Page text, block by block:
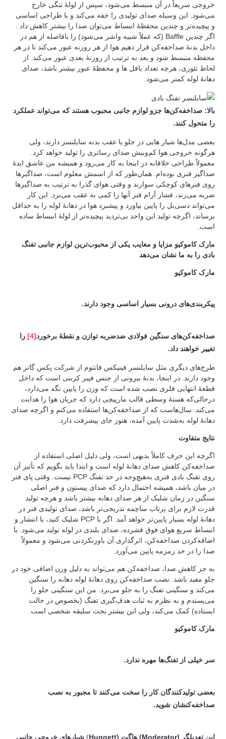
خروجی سریعاً در آن منبسط می‌شود، سپس از لولۀ تنگی خارج
می‌شود. این وسیله صدای تولیدی را خفه می‌کند و با طراحی اساسی
و پیچیده‌تر و چندین محفظۀ انبساط می‌توان صدا را بیشتر کاهش داد .
اگر چندین Baffle (که عملاً شبیه واشر می‌شود) را بافاصله از هم در
داخل بدنۀ صداخفه‌کن قرار دهیم هوا از هر روزنه عبور می‌کند تا در هر
محفظه منبسط شود و بعد به ترتیب از روزنۀ بعدی عبور می‌کند. از
لحاظ تئوری، هرچه تعداد بافل ها و محفظۀ عبور بیشتر باشد، صدای
دهانۀ لوله کمتر می‌شود.
بالا: صداخفه‌کن‌ها جزو لوازم جانبی محبوب هستند که می‌تواند عملکرد
را متحول کنند.
بعضی مدل‌ها شیار هایی در جلو یا عقب بدنه سایلنسر دارند، ولی
هرگونه خروجی هوا کم‌وبیش صدای رساتری را تولید خواهد کرد.
معمولاً طراحی خلاقانه در اینجا به کار می‌رود و همیشه من عاشق ایدۀ
صداگیر فنری بوده‌ام. همان‌طور که از اسمش معلوم است، صداگیرها
روی فنرهای کوچکی سوارند و وقتی هوای گذرا به ترتیب به صداگیرها
ضربه می‌زند، فشار آرام فنر آنها را کمی به عقب می‌برد. این کار
می‌تواند دسی‌بل را پایین بیاورد و پیشبرد هوا در دهانۀ لوله را به حداقل
برساند، اگرچه تولید این واحد بی‌تردید پیچیده‌تر از لولۀ انبساط ساده
است.
مارک کاموکیو مزایا و معایب یکی از محبوب‌ترین لوازم جانبی تفنگ
بادی را به ما نشان می‌دهد
مارک کاموکیو
پیکربندی‌های درونی بسیار اساسی وجود دارند.
صداخفه‌کن‌های سنگین فولادی ضدضربه توازن و نقطۀ برخورد[4]
را
تغییر خواهند داد.
طرح‌های دیگری مثل سایلنسر فینیکس فانتوم از شرکت پکس گانز هم
وجود دارند. در اینجا، بدنۀ بیرونی از جنس فیبر کربنی است که داخل
قطعۀ انتهایی فلزی نصب شده است که وزن را پایین نگه می‌دارد،
درحالی‌که هستۀ وسطی قالب مارپیچی دارد که جریان هوا را هدایت
می‌کند. سال‌هاست که از صداخفه‌کن‌ها استفاده می‌کنم و اگرچه صدای
دهانۀ لوله به‌شدت پایین آمده، هنوز جای پیشرفت دارد.
نتایج متفاوت
اگرچه این حرف کاملاً بدیهی است، ولی دلیل اصلی استفاده از
صداخفه‌کن کاهش صدای دهانۀ لوله است و ابتدا باید بگویم که تأثیر آن
روی تفنگ بادی فنری به‌هیچ‌وجه در حد تفنگ PCP نیست. وقتی پای فنر
در میان باشد، همیشه احتمال دارد که صدای پیستون و فنر اصلی
سنگین در زمان شلیک از هر صدای دهانه بیشتر باشد و هرچه تولید
قدرت لازم برای پرتاب ساچمه تدریجی‌تر باشد، صدای تولیدی فنر در
دهانۀ لوله بسیار پایین‌تر خواهد آمد. اگر با PCP شلیک کنید، با انتشار و
انبساط سریع هوای فوق فشرده، صدای بلندی در لوله تولید می‌شود. با
اضافه‌کردن صداخفه‌کن، اثرگذاری آن باورنکردنی می‌شود و معمولاً
صدا را در حد زمزمه پایین می‌آورد.
به جز کاهش صدا، صداخفه‌کن هم می‌تواند به دلیل وزن اضافی خود در
جلو مفید باشد. نصب صداخفه‌کن روی دهانۀ لوله دهانه را سنگین
می‌کند و سنگینی تفنگ را به جلو می‌برد. من این سنگینی جلو را
می‌پسندم و به نظرم به ثبات هدف‌گیری تفنگ (بخصوص در حالت
ایستاده) کمک می‌کند، ولی این بیشتر بحث سلیقه شخصی است.
مارک کاموکیو
سر خیلی از تفنگ‌ها مهره ندارد.
بعضی تولیدکنندگان کار را سخت می‌کنند تا مجبور به نصب
صداخفه‌کنشان شوید.
این تعدیلگر (Moderator) هاگت (Huggett ) شیارهای خروجی جانبی